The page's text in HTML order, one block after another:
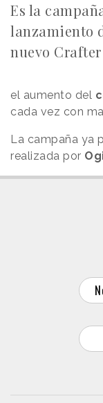
Es la
lanzamiento
nuevo Crafter
el aumento del
cada vez con
La campaña ya
realizada por